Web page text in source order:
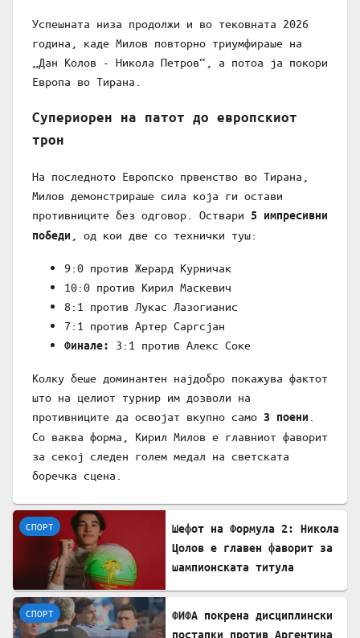
Успешната низа продолжи и во тековната 2026
година, каде Милов повторно триумфираше на
„Дан Колов - Никола Петров“, а потоа ја покори
Европа во Тирана.
Супериорен на патот до европскиот
трон
На последното Европско првенство во Тирана,
Милов демонстрираше сила која ги остави
противниците без одговор. Оствари 5 импресивни
победи , од кои две со технички туш:
9:0 против Жерард Курничак
10:0 против Кирил Маскевич
8:1 против Лукас Лазогианис
7:1 против Артер Саргсјан
Финале: 3:1 против Алекс Соке
Колку беше доминантен најдобро покажува фактот
што на целиот турнир им дозволи на
противниците да освојат вкупно само 3 поени
Со ваква форма, Кирил Милов е главниот фаворит
за секој следен голем медал на светската
боречка сцена.
СПОРТ
Шефот на Формула 2: Никола
Цолов е главен фаворит за
шампионската титула
СПОРТ
ФИФА покрена дисциплински
постапки против Аргентина